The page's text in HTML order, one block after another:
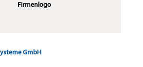
Firmenlogo
GmbH